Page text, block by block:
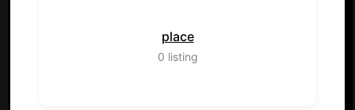
place
0 listing